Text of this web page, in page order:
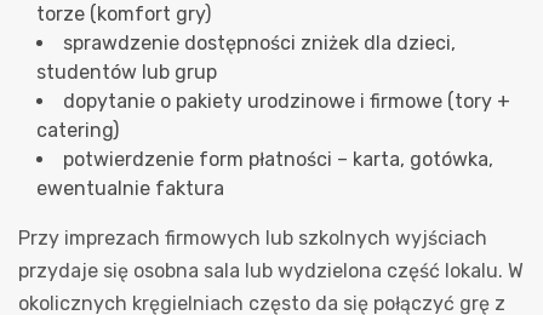
torze (komfort gry)
sprawdzenie dostępności zniżek dla dzieci,
studentów lub grup
dopytanie o pakiety urodzinowe i firmowe (tory +
catering)
potwierdzenie form płatności – karta, gotówka,
ewentualnie faktura
Przy imprezach firmowych lub szkolnych wyjściach
przydaje się osobna sala lub wydzielona część lokalu. W
okolicznych kręgielniach często da się połączyć grę z